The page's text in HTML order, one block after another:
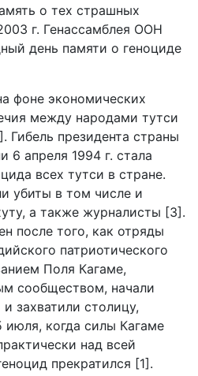
о тех страшных
г. Генассамблея ООН
день памяти о геноциде
фоне экономических
между народами тутси
Гибель президента страны
апреля 1994 г. стала
всех тутси в стране.
убиты в том числе и
а также журналисты [3].
после того, как отряды
патриотического
Поля Кагаме,
сообществом, начали
захватили столицу,
июля, когда силы Кагаме
над всей
прекратился [1].